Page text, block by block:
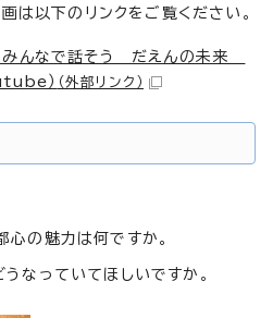
は以下のリンクをご覧ください。
んなで話そう だえんの未来
） （外部リンク）
心の魅力は何ですか。
なっていてほしいですか。